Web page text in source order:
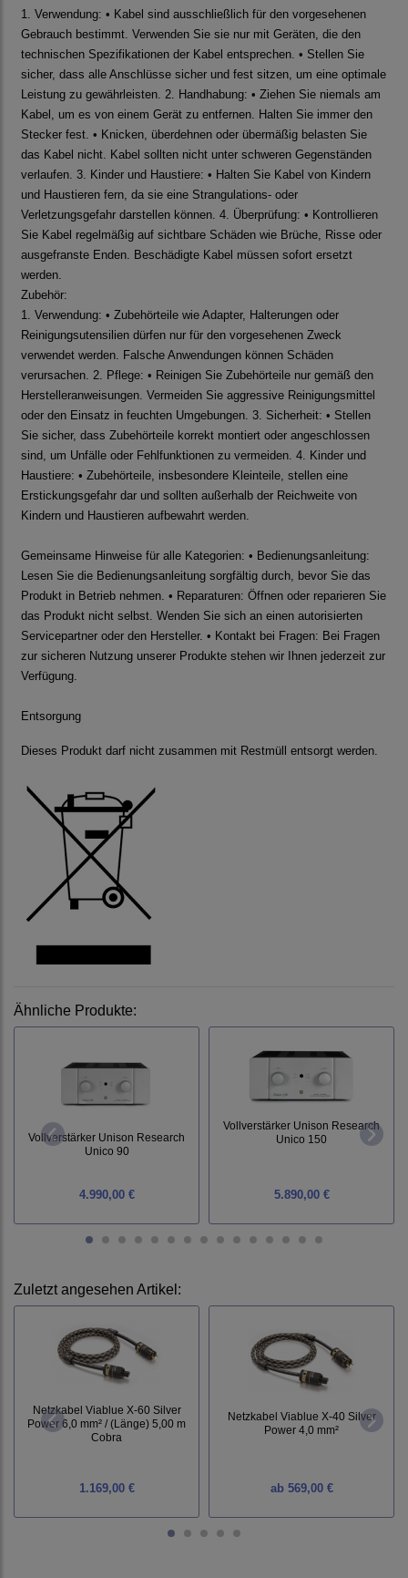
1. Verwendung: • Kabel sind ausschließlich für den vorgesehenen
Gebrauch bestimmt. Verwenden Sie sie nur mit Geräten, die den
technischen Spezifikationen der Kabel entsprechen. • Stellen Sie
sicher, dass alle Anschlüsse sicher und fest sitzen, um eine optimale
Leistung zu gewährleisten. 2. Handhabung: • Ziehen Sie niemals am
Kabel, um es von einem Gerät zu entfernen. Halten Sie immer den
Stecker fest. • Knicken, überdehnen oder übermäßig belasten Sie
das Kabel nicht. Kabel sollten nicht unter schweren Gegenständen
verlaufen. 3. Kinder und Haustiere: • Halten Sie Kabel von Kindern
und Haustieren fern, da sie eine Strangulations- oder
Verletzungsgefahr darstellen können. 4. Überprüfung: • Kontrollieren
Sie Kabel regelmäßig auf sichtbare Schäden wie Brüche, Risse oder
ausgefranste Enden. Beschädigte Kabel müssen sofort ersetzt
werden.
Zubehör:
1. Verwendung: • Zubehörteile wie Adapter, Halterungen oder
Reinigungsutensilien dürfen nur für den vorgesehenen Zweck
verwendet werden. Falsche Anwendungen können Schäden
verursachen. 2. Pflege: • Reinigen Sie Zubehörteile nur gemäß den
Herstelleranweisungen. Vermeiden Sie aggressive Reinigungsmittel
oder den Einsatz in feuchten Umgebungen. 3. Sicherheit: • Stellen
Sie sicher, dass Zubehörteile korrekt montiert oder angeschlossen
sind, um Unfälle oder Fehlfunktionen zu vermeiden. 4. Kinder und
Haustiere: • Zubehörteile, insbesondere Kleinteile, stellen eine
Erstickungsgefahr dar und sollten außerhalb der Reichweite von
Kindern und Haustieren aufbewahrt werden.
Gemeinsame Hinweise für alle Kategorien: • Bedienungsanleitung:
Lesen Sie die Bedienungsanleitung sorgfältig durch, bevor Sie das
Produkt in Betrieb nehmen. • Reparaturen: Öffnen oder reparieren Sie
das Produkt nicht selbst. Wenden Sie sich an einen autorisierten
Servicepartner oder den Hersteller. • Kontakt bei Fragen: Bei Fragen
zur sicheren Nutzung unserer Produkte stehen wir Ihnen jederzeit zur
Verfügung.
Entsorgung
Dieses Produkt darf nicht zusammen mit Restmüll entsorgt werden.
Ähnliche Produkte:
Vollverstärker Unison Research
Unico 90
4.990,00 €
Vollverstärker Unison Research
Unico 150
5.890,00 €
Zuletzt angesehen Artikel:
Netzkabel Viablue X-60 Silver
Power 6,0 mm² / (Länge) 5,00 m
Cobra
1.169,00 €
Netzkabel Viablue X-40 Silver
Power 4,0 mm²
ab569,00 €